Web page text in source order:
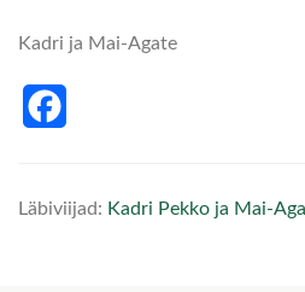
Kadri ja Mai-Agate
Läbiviijad: Kadri Pekko ja Mai-